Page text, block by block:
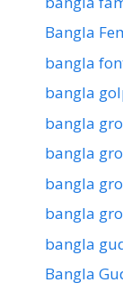
Bangla
bangla
bangla
bangla
bangla
bangla
bangla
bangla
Bangla